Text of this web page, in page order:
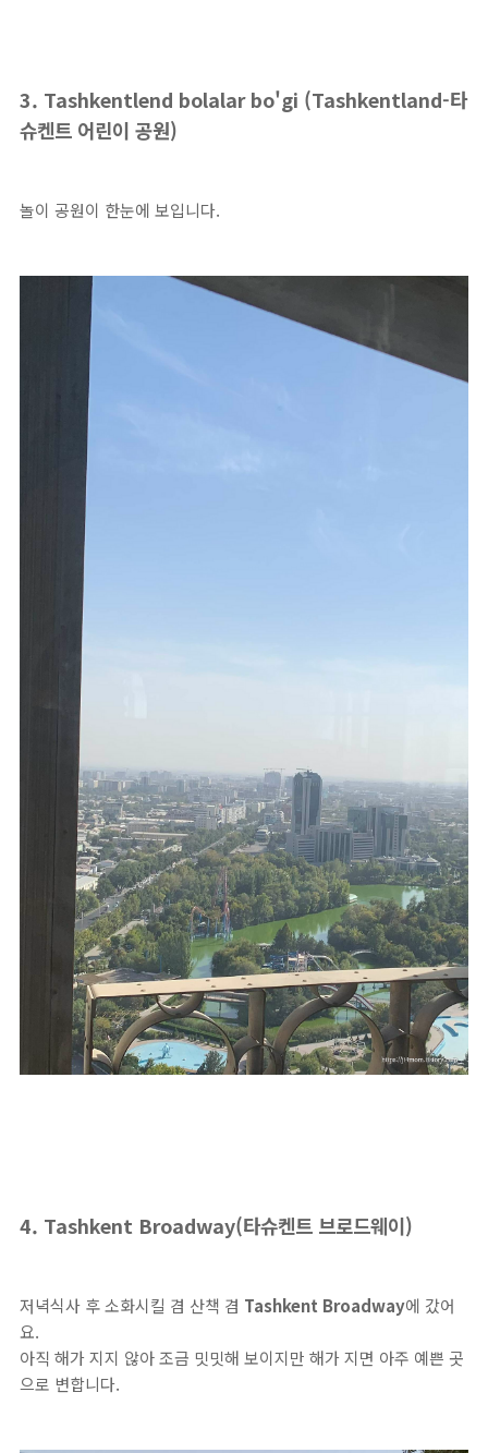
3. Tashkentlend bolalar bo'gi (Tashkentland-타
슈켄트 어린이 공원)
놀이 공원이 한눈에 보입니다.
4. Tashkent Broadway(타슈켄트 브로드웨이)
저녁식사 후 소화시킬 겸 산책 겸 Tashkent Broadway에 갔어
요.
아직 해가 지지 않아 조금 밋밋해 보이지만 해가 지면 아주 예쁜 곳
으로 변합니다.